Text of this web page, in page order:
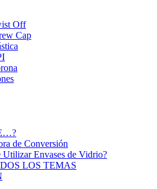
Off
Cap
de Conversión
Utilizar Envases de Vidrio?
LOS TEMAS